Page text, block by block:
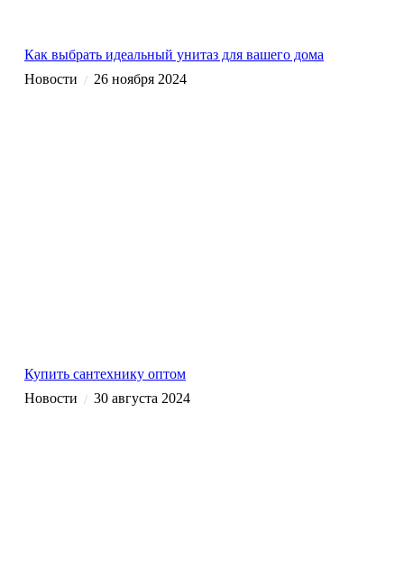
Как выбрать идеальный унитаз для вашего дома
Новости / 26 ноября 2024
Купить сантехнику оптом
Новости / 30 августа 2024